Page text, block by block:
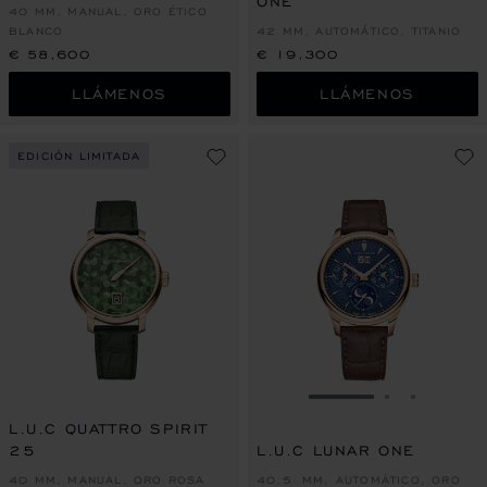
40 MM, MANUAL, ORO ÉTICO
BLANCO
€ 58,600
LLÁMENOS
42 MM, AUTOMÁTICO, TITANIO
€ 19,300
LLÁMENOS
EDICIÓN LIMITADA
L.U.C QUATTRO SPIRIT
25
40 MM, MANUAL, ORO ROSA
IR A LA
L.U.C LUNAR ONE
40,5 MM, AUTOMÁTICO, ORO